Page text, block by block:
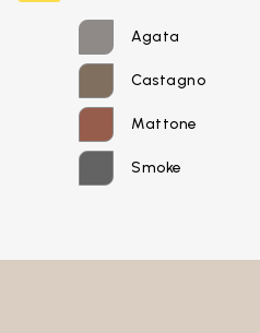
Password
Agata
Castagno
Mattone
Smoke